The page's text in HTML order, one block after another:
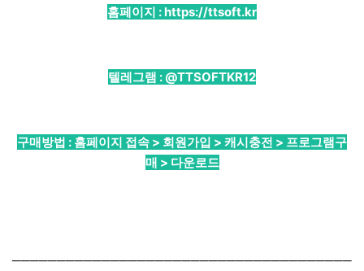
홈페이지 :https://ttsoft.kr
텔레그램 : @TTSOFTKR12
구매방법 : 홈페이지 접속 > 회원가입 > 캐시충전 > 프로그램구
매 > 다운로드
──────────────────────────────────────